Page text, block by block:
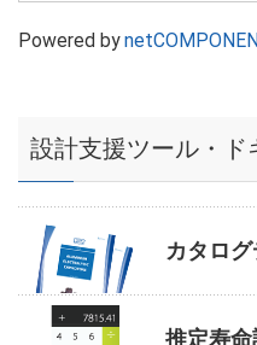
Powered by
設計支援ツール・ド
カタロ
推定寿